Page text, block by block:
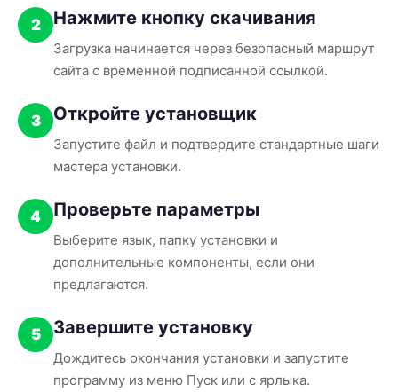
2 Нажмите кнопку скачивания
Загрузка начинается через безопасный маршрут
сайта с временной подписанной ссылкой.
3 Откройте установщик
Запустите файл и подтвердите стандартные шаги
мастера установки.
4 Проверьте параметры
Выберите язык, папку установки и
дополнительные компоненты, если они
предлагаются.
5 Завершите установку
Дождитесь окончания установки и запустите
программу из меню Пуск или с ярлыка.